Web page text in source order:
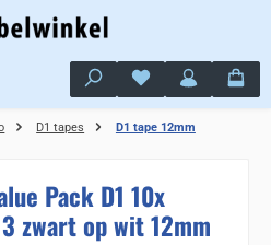
Je hebt 0 items op
D1 tapes D1 tape 12mm
Pack D1 10x
zwart op wit 12mm